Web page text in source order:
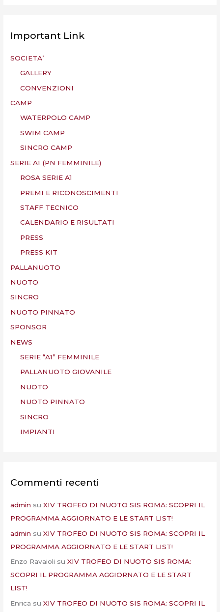
Important Link
SOCIETA’
GALLERY
CONVENZIONI
CAMP
WATERPOLO CAMP
SWIM CAMP
SINCRO CAMP
SERIE A1 (PN FEMMINILE)
ROSA SERIE A1
PREMI E RICONOSCIMENTI
STAFF TECNICO
CALENDARIO E RISULTATI
PRESS
PRESS KIT
PALLANUOTO
NUOTO
SINCRO
NUOTO PINNATO
SPONSOR
NEWS
SERIE “A1” FEMMINILE
PALLANUOTO GIOVANILE
NUOTO
NUOTO PINNATO
SINCRO
IMPIANTI
Commenti recenti
admin suXIV TROFEO DI NUOTO SIS ROMA: SCOPRI IL
PROGRAMMA AGGIORNATO E LE START LIST!
admin suXIV TROFEO DI NUOTO SIS ROMA: SCOPRI IL
PROGRAMMA AGGIORNATO E LE START LIST!
Enzo Ravaioli suXIV TROFEO DI NUOTO SIS ROMA:
SCOPRI IL PROGRAMMA AGGIORNATO E LE START
LIST!
Enrica suXIV TROFEO DI NUOTO SIS ROMA: SCOPRI IL